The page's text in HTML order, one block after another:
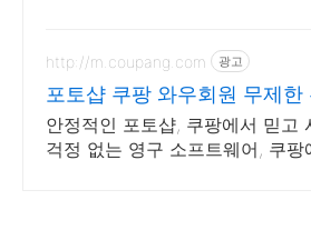
http://m.coupang.com 광고
포토샵 쿠팡 와우회원 무제한
안정적인 포토샵, 쿠팡에서 믿고
걱정 없는 영구 소프트웨어, 쿠팡